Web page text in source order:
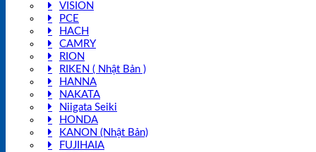
VISION
PCE
HACH
CAMRY
RION
RIKEN ( Nhật Bản )
HANNA
NAKATA
Niigata Seiki
HONDA
KANON (Nhật Bản)
FUJIHAIA